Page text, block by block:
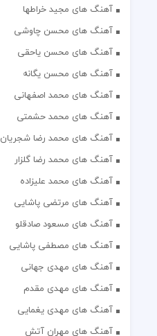
آهنگ های مجید خراطها
آهنگ های محسن چاوشی
آهنگ های محسن یاحقی
آهنگ های محسن یگانه
آهنگ های محمد اصفهانی
آهنگ های محمد حشمتی
آهنگ های محمد رضا شجریان
آهنگ های محمد رضا گلزار
آهنگ های محمد علیزاده
آهنگ های مرتضی پاشایی
آهنگ های مسعود صادقلو
آهنگ های مصطفی پاشایی
آهنگ های مهدی جهانی
آهنگ های مهدی مقدم
آهنگ های مهدی یغمایی
آهنگ های مهران آتش